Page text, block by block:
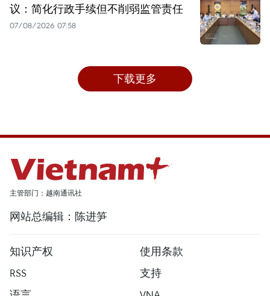
议：简化行政手续但不削弱监管责任
07/08/2026 07:58
下载更多
主管部门：越南通讯社
网站总编辑：陈进笋
知识产权
使用条款
RSS
支持